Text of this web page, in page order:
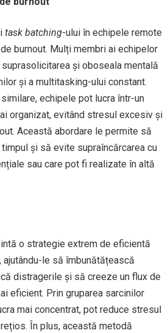
task batching-ului în echipele remote
burnout. Mulți membri ai echipelor
și oboseala mentală
și a multitasking-ului constant.
echipele pot lucra într-un
organizat, evitând stresul excesiv și
Această abordare le permite să
și să evite supraîncărcarea cu
sau care pot fi realizate în altă
o strategie extrem de eficientă
le să îmbunătățească
distragerile și să creeze un flux de
eficient. Prin gruparea sarcinilor
mai concentrat, pot reduce stresul
În plus, această metodă